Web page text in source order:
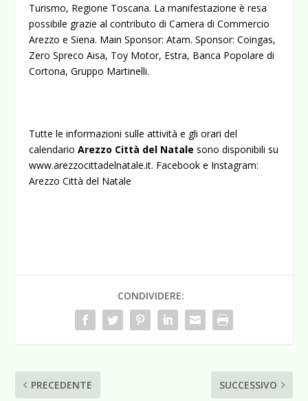
Turismo, Regione Toscana. La manifestazione è resa
possibile grazie al contributo di Camera di Commercio
Arezzo e Siena. Main Sponsor: Atam. Sponsor: Coingas,
Zero Spreco Aisa, Toy Motor, Estra, Banca Popolare di
Cortona, Gruppo Martinelli.
Tutte le informazioni sulle attività e gli orari del
calendarioArezzo Città del Natale sono disponibili su
www.arezzocittadelnatale.it. Facebook e Instagram:
Arezzo Città del Natale
CONDIVIDERE:
PRECEDENTE SUCCESSIVO